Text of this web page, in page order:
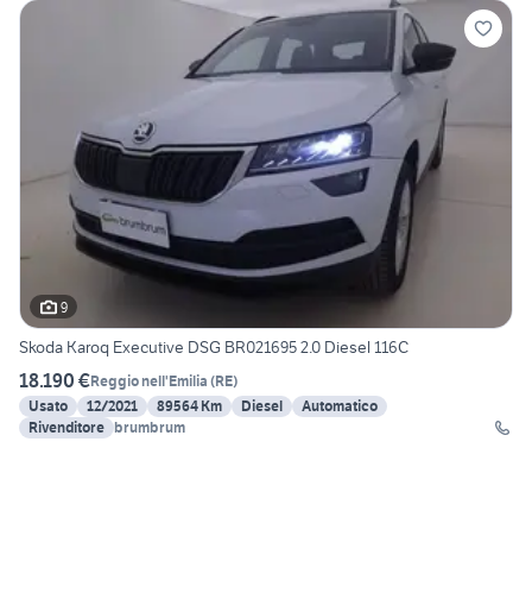
9
Skoda Karoq Executive DSG BR021695 2.0 Diesel 116C
18.190 €Reggio nell'Emilia (RE)
Usato
12/2021 89564 Km Diesel
Automatico
Rivenditore brumbrum